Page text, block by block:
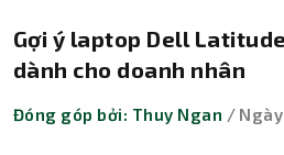
Gợi ý laptop Dell
dành cho doanh nhân
Đóng góp bởi: Thuy Ngan /